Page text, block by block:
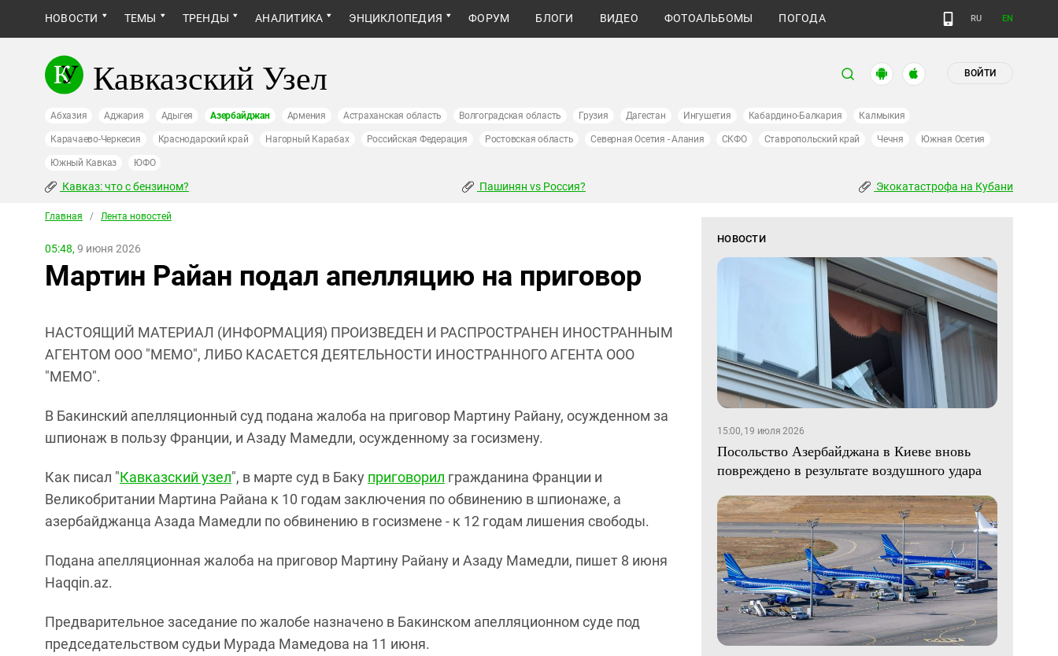
НОВОСТИ ТЕМЫ ТРЕНДЫ АНАЛИТИКА ЭНЦИКЛОПЕДИЯ ФОРУМ БЛОГИ ВИДЕО ФОТОАЛЬБОМЫ ПОГОДА RU EN
Кавказский Узел ВОЙТИ
Абхазия Аджария Адыгея Азербайджан Армения Астраханская область Волгоградская область Грузия Дагестан Ингушетия Кабардино-Балкария Калмыкия
Карачаево-Черкесия Краснодарский край Нагорный Карабах Российская Федерация Ростовская область Северная Осетия - Алания СКФО Ставропольский край Чечня Южная Осетия
Южный Кавказ ЮФО
Кавказ: что с бензином? Пашинян vs Россия? Экокатастрофа на Кубани
Главная / Лента новостей
05:48, 9 июня 2026
Мартин Райан подал апелляцию на приговор
НАСТОЯЩИЙ МАТЕРИАЛ (ИНФОРМАЦИЯ) ПРОИЗВЕДЕН И РАСПРОСТРАНЕН ИНОСТРАННЫМ
АГЕНТОМ ООО "МЕМО", ЛИБО КАСАЕТСЯ ДЕЯТЕЛЬНОСТИ ИНОСТРАННОГО АГЕНТА ООО
"МЕМО".
В Бакинский апелляционный суд подана жалоба на приговор Мартину Райану, осужденном за
шпионаж в пользу Франции, и Азаду Мамедли, осужденному за госизмену.
Как писал "Кавказский узел", в марте суд в Баку приговорил гражданина Франции и
Великобритании Мартина Райана к 10 годам заключения по обвинению в шпионаже, а
азербайджанца Азада Мамедли по обвинению в госизмене - к 12 годам лишения свободы.
Подана апелляционная жалоба на приговор Мартину Райану и Азаду Мамедли, пишет 8 июня
Haqqin.az.
Предварительное заседание по жалобе назначено в Бакинском апелляционном суде под
председательством судьи Мурада Мамедова на 11 июня.
НОВОСТИ
15:00, 19 июля 2026
Посольство Азербайджана в Киеве вновь
повреждено в результате воздушного удара